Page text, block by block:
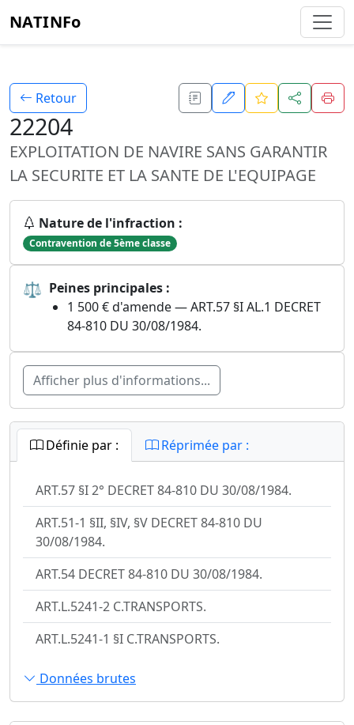
NATINFo
Retour
22204
EXPLOITATION DE NAVIRE SANS GARANTIR
LA SECURITE ET LA SANTE DE L'EQUIPAGE
Nature de l'infraction :
Contravention de 5ème classe
⚖ Peines principales :
1 500 € d'amende — ART.57 §I AL.1 DECRET
84-810 DU 30/08/1984.
Afficher plus d'informations...
Définie par : Réprimée par :
ART.57 §I 2° DECRET 84-810 DU 30/08/1984.
ART.51-1 §II, §IV, §V DECRET 84-810 DU
30/08/1984.
ART.54 DECRET 84-810 DU 30/08/1984.
ART.L.5241-2 C.TRANSPORTS.
ART.L.5241-1 §I C.TRANSPORTS.
Données brutes